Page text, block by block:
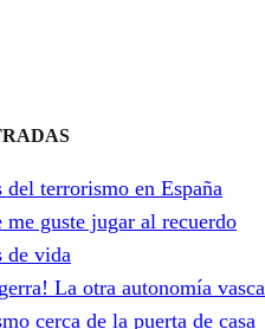
del terrorismo en España
me guste jugar al recuerdo
de vida
La otra autonomía vasca
cerca de la puerta de casa